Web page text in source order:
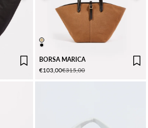
LIGHT CAMEL
BORSA MARICA
Prezzo scontato
€103,00Prezzo
€315,00